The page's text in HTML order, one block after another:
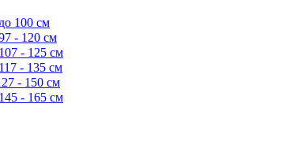
100 см
- 120 см
- 125 см
- 135 см
- 150 см
- 165 см